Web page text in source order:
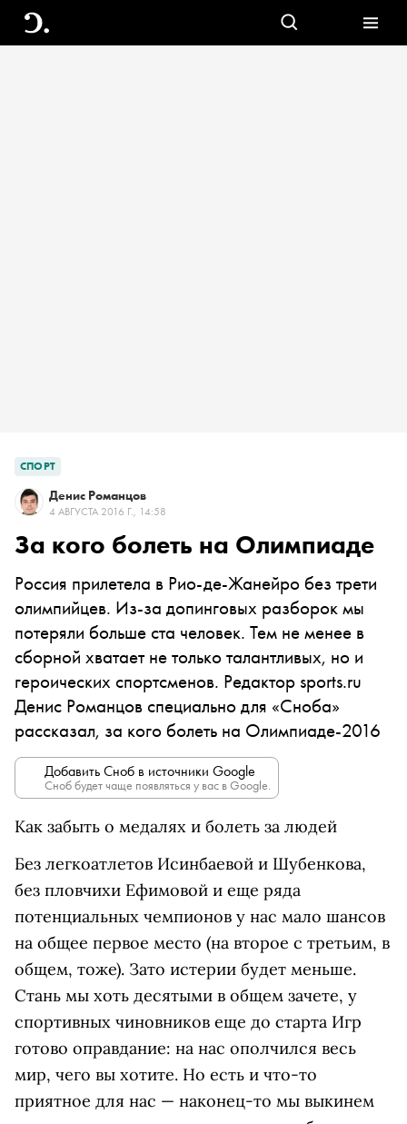
СПОРТ
Денис Романцов
4 АВГУСТА 2016 Г., 14:58
За кого болеть на Олимпиаде
Россия прилетела в Рио-де-Жанейро без трети
олимпийцев. Из-за допинговых разборок мы
потеряли больше ста человек. Тем не менее в
сборной хватает не только талантливых, но и
героических спортсменов. Редактор sports.ru
Денис Романцов специально для «Сноба»
рассказал, за кого болеть на Олимпиаде-2016
Добавить Сноб в источники Google
Сноб будет чаще появляться у вас в Google.
Как забыть о медалях и болеть за людей
Без легкоатлетов Исинбаевой и Шубенкова,
без пловчихи Ефимовой и еще ряда
потенциальных чемпионов у нас мало шансов
на общее первое место (на второе с третьим, в
общем, тоже). Зато истерии будет меньше.
Стань мы хоть десятыми в общем зачете, у
спортивных чиновников еще до старта Игр
готово оправдание: на нас ополчился весь
мир, чего вы хотите. Но есть и что-то
приятное для нас — наконец-то мы выкинем